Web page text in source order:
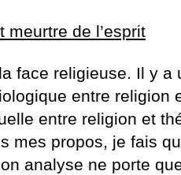
meurtre de l’esprit
face religieuse. Il y a
entre religion
entre religion et
mes propos, je fais
analyse ne porte